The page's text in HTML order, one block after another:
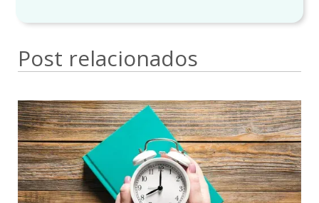
Post relacionados